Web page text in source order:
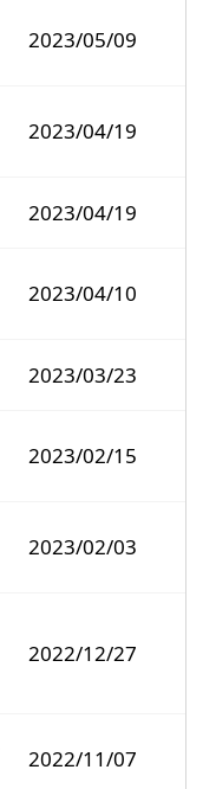
2023/05/09
2023/04/19
2023/04/19
2023/04/10
2023/03/23
2023/02/15
2023/02/03
2022/12/27
2022/11/07